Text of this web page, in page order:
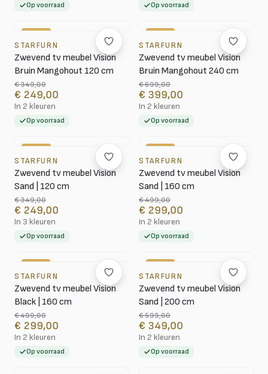
Op voorraad Op voorraad
STARFURN
Zwevend tv meubel Vision
Bruin Mangohout 120 cm
€ 349,00
€ 249,00
In 2 kleuren
Op voorraad
STARFURN
Zwevend tv meubel Vision
Bruin Mangohout 240 cm
€ 699,00
€ 399,00
In 2 kleuren
Op voorraad
STARFURN
Zwevend tv meubel Vision
Sand | 120 cm
€ 349,00
€ 249,00
In 3 kleuren
Op voorraad
STARFURN
Zwevend tv meubel Vision
Sand | 160 cm
€ 499,00
€ 299,00
In 2 kleuren
Op voorraad
STARFURN
Zwevend tv meubel Vision
Black | 160 cm
€ 499,00
€ 299,00
In 2 kleuren
Op voorraad
STARFURN
Zwevend tv meubel Vision
Sand | 200 cm
€ 599,00
€ 349,00
In 2 kleuren
Op voorraad